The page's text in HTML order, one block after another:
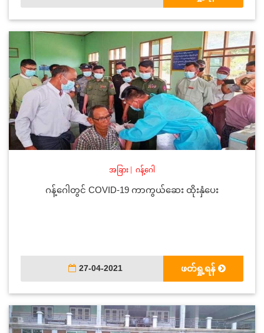
အခြား ဂန့်ဂေါ
ဂန့်ဂေါတွင် COVID-19 ကာကွယ်ဆေး ထိုးနှံပေး
27-04-2021 ဖတ်ရှု့ရန်